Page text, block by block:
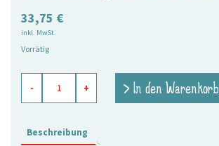
33,75 €
inkl. MwSt.
Vorrätig
Jess
rot,
Menge
- + > In den Warenkorb
Beschreibung